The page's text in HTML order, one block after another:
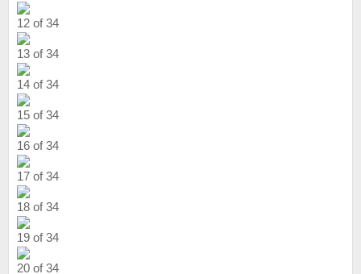
12 of 34
13 of 34
14 of 34
15 of 34
16 of 34
17 of 34
18 of 34
19 of 34
20 of 34